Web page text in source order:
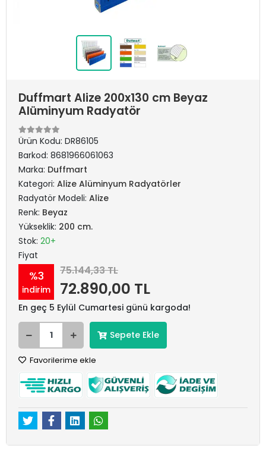
Duffmart Alize 200x130 cm Beyaz
Alüminyum Radyatör
Ürün Kodu: DR86105
Barkod: 8681966061063
Marka: Duffmart
Kategori: Alize Alüminyum Radyatörler
Radyatör Modeli: Alize
Renk: Beyaz
Yükseklik: 200 cm.
Stok: 20+
Fiyat
%3
indirim
75.144,33 TL
72.890,00 TL
En geç 5 Eylül Cumartesi günü kargoda!
Sepete Ekle
Favorilerime ekle